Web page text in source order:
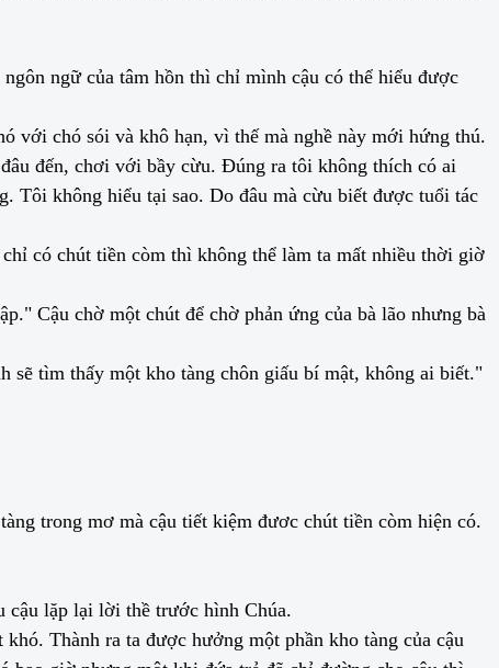
ngữ của tâm hồn thì chỉ mình cậu có thể hiểu được
với chó sói và khô hạn, vì thế mà nghề này mới hứng thú.
đến, chơi với bầy cừu. Đúng ra tôi không thích có ai
Tôi không hiểu tại sao. Do đâu mà cừu biết được tuổi tác
có chút tiền còm thì không thể làm ta mất nhiều thời giờ
Cậu chờ một chút để chờ phản ứng của bà lão nhưng bà
sẽ tìm thấy một kho tàng chôn giấu bí mật, không ai biết."
trong mơ mà cậu tiết kiệm đươc chút tiền còm hiện có.
cậu lặp lại lời thề trước hình Chúa.
Thành ra ta được hưởng một phần kho tàng của cậu